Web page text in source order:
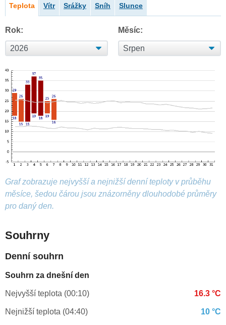
Teplota Vítr Srážky Sníh Slunce
Rok: Měsíc:
Graf zobrazuje nejvyšší a nejnižší denní teploty v průběhu
měsíce, šedou čárou jsou znázorněny dlouhodobé průměry
pro daný den.
Souhrny
Denní souhrn
Souhrn za dnešní den
Nejvyšší teplota (00:10) 16.3 °C
Nejnižší teplota (04:40) 10 °C